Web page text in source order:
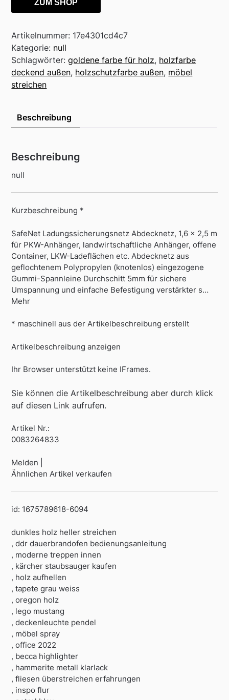
ZUM SHOP
Artikelnummer: 17e4301cd4c7
Kategorie: null
Schlagwörter:goldene farbe für holz, holzfarbe
deckend außen, holzschutzfarbe außen, möbel
streichen
Beschreibung
Beschreibung
null
Kurzbeschreibung *
SafeNet Ladungssicherungsnetz Abdecknetz, 1,6 x 2,5 m
für PKW-Anhänger, landwirtschaftliche Anhänger, offene
Container, LKW-Ladeflächen etc. Abdecknetz aus
geflochtenem Polypropylen (knotenlos) eingezogene
Gummi-Spannleine Durchschitt 5mm für sichere
Umspannung und einfache Befestigung verstärkter s…
Mehr
* maschinell aus der Artikelbeschreibung erstellt
Artikelbeschreibung anzeigen
Ihr Browser unterstützt keine IFrames.
Sie können die Artikelbeschreibung aber durch klick
auf diesen Link aufrufen.
Artikel Nr.:
0083264833
Melden |
Ähnlichen Artikel verkaufen
id: 1675789618-6094
dunkles holz heller streichen
, ddr dauerbrandofen bedienungsanleitung
, moderne treppen innen
, kärcher staubsauger kaufen
, holz aufhellen
, tapete grau weiss
, oregon holz
, lego mustang
, deckenleuchte pendel
, möbel spray
, office 2022
, becca highlighter
, hammerite metall klarlack
, fliesen überstreichen erfahrungen
, inspo flur